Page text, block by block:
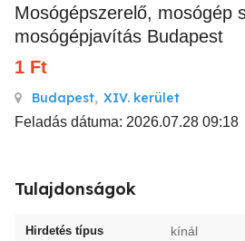
Mosógépszerelő, mosógép szerviz,
mosógépjavítás Budapest
1 Ft
Budapest, XIV. kerület
Feladás dátuma: 2026.07.28 09:18
Tulajdonságok
Hirdetés típus kínál